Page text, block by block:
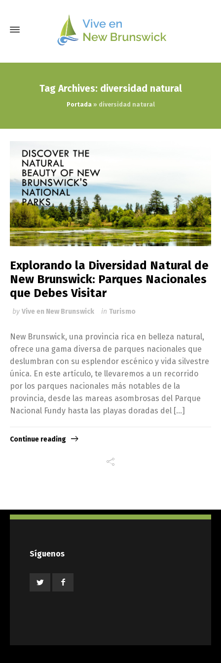
Tag Archives: diversidad natural
Portada» diversidad natural
Explorando la Diversidad Natural de
New Brunswick: Parques Nacionales
que Debes Visitar
by Vive en New Brunswick in Turismo
New Brunswick, una provincia rica en belleza natural,
ofrece una gama diversa de parques nacionales que
deslumbran con su esplendor escénico y vida silvestre
única. En este artículo, te llevaremos a un recorrido
por los parques nacionales más notables de la
provincia, desde las mareas asombrosas del Parque
Nacional Fundy hasta las playas doradas del […]
Continue reading
Síguenos